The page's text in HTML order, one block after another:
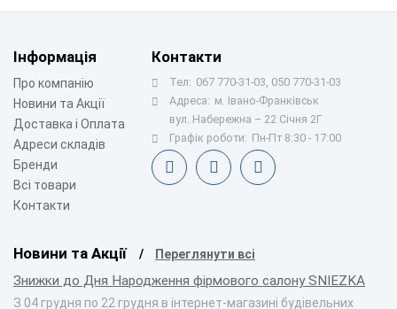
Інформація
Про компанію
Новини та Акції
Доставка і Оплата
Адреси складів
Бренди
Всі товари
Контакти
Контакти
Тел: 067 770-31-03, 050 770-31-03
Адреса: м. Івано-Франківськ
вул. Набережна – 22 Січня 2Г
Графік роботи: Пн-Пт 8:30 - 17:00
Новини та Акції Переглянути всі
Знижки до Дня Народження фірмового салону SNIEZKA
З 04 грудня по 22 грудня в інтернет-магазині будівельних